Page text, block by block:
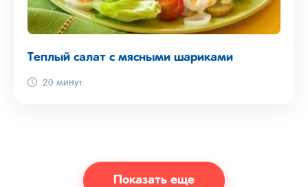
Теплый салат с мясными шариками
20 минут
Показать еще